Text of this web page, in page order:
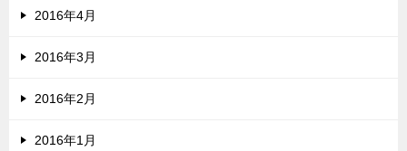
2016年4月
2016年3月
2016年2月
2016年1月